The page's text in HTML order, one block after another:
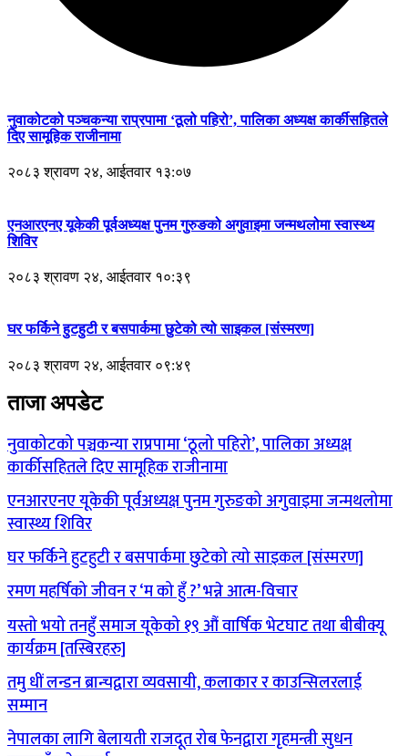
नुवाकोटको पञ्चकन्या राप्रपामा ‘ठूलो पहिरो’, पालिका अध्यक्ष कार्कीसहितले
दिए सामूहिक राजीनामा
२०८३ श्रावण २४, आईतवार १३:०७
एनआरएनए यूकेकी पूर्वअध्यक्ष पुनम गुरुङको अगुवाइमा जन्मथलोमा स्वास्थ्य
शिविर
२०८३ श्रावण २४, आईतवार १०:३९
घर फर्किने हुटहुटी र बसपार्कमा छुटेको त्यो साइकल [संस्मरण]
२०८३ श्रावण २४, आईतवार ०९:४९
ताजा अपडेट
नुवाकोटको पञ्चकन्या राप्रपामा ‘ठूलो पहिरो’, पालिका अध्यक्ष
कार्कीसहितले दिए सामूहिक राजीनामा
एनआरएनए यूकेकी पूर्वअध्यक्ष पुनम गुरुङको अगुवाइमा जन्मथलोमा
स्वास्थ्य शिविर
घर फर्किने हुटहुटी र बसपार्कमा छुटेको त्यो साइकल [संस्मरण]
रमण महर्षिको जीवन र ‘म को हुँ ?’ भन्ने आत्म-विचार
यस्तो भयो तनहुँ समाज यूकेको १९ औं वार्षिक भेटघाट तथा बीबीक्यू
कार्यक्रम [तस्बिरहरु]
तमु धीं लन्डन ब्रान्चद्वारा व्यवसायी, कलाकार र काउन्सिलरलाई
सम्मान
नेपालका लागि बेलायती राजदूत रोब फेनद्वारा गृहमन्त्री सुधन